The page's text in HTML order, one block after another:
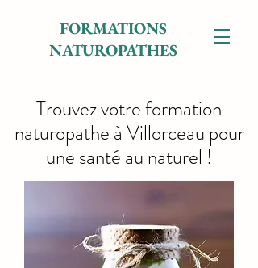
FORMATIONS
NATUROPATHES
Trouvez votre formation
naturopathe à Villorceau pour
une santé au naturel !